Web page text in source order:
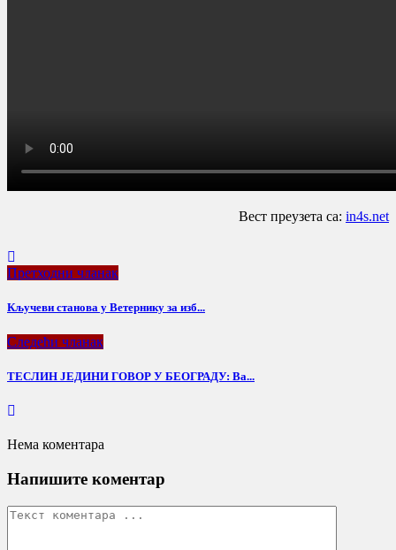
Вест преузета са: in4s.net
Претходни чланак
Кључеви станова у Ветернику за изб...
Следећи чланак
ТЕСЛИН ЈЕДИНИ ГОВОР У БЕОГРАДУ: Ва...
Нема коментара
Напишите коментар